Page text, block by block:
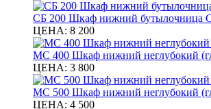
СБ 200 Шкаф нижний бутылочница
ЦЕНА: 8 200
МС 400 Шкаф нижний неглубокий
ЦЕНА: 3 800
МС 500 Шкаф нижний неглубокий
ЦЕНА: 4 500